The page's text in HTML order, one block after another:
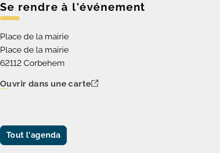
Se rendre à l'événement
Place de la mairie
Place de la mairie
62112 Corbehem
Ouvrir dans une carte
Tout l'agenda